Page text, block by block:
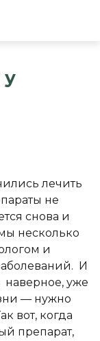
лечить
не
снова и
несколько
и
И
наверное, уже
— нужно
вот, когда
препарат,